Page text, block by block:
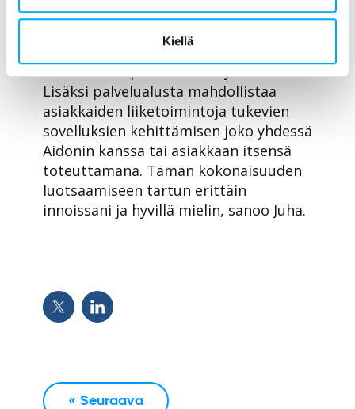
Kiellä
palvelualusta, joka tarjoaa tehokkaat
integraatiot kerätyn datan
toimittamiseksi asiakkaiden
liiketoimintaprosessien käyttöön.
Lisäksi palvelualusta mahdollistaa
asiakkaiden liiketoimintoja tukevien
sovelluksien kehittämisen joko yhdessä
Aidonin kanssa tai asiakkaan itsensä
toteuttamana. Tämän kokonaisuuden
luotsaamiseen tartun erittäin
innoissani ja hyvillä mielin, sanoo Juha.
« Seuraava